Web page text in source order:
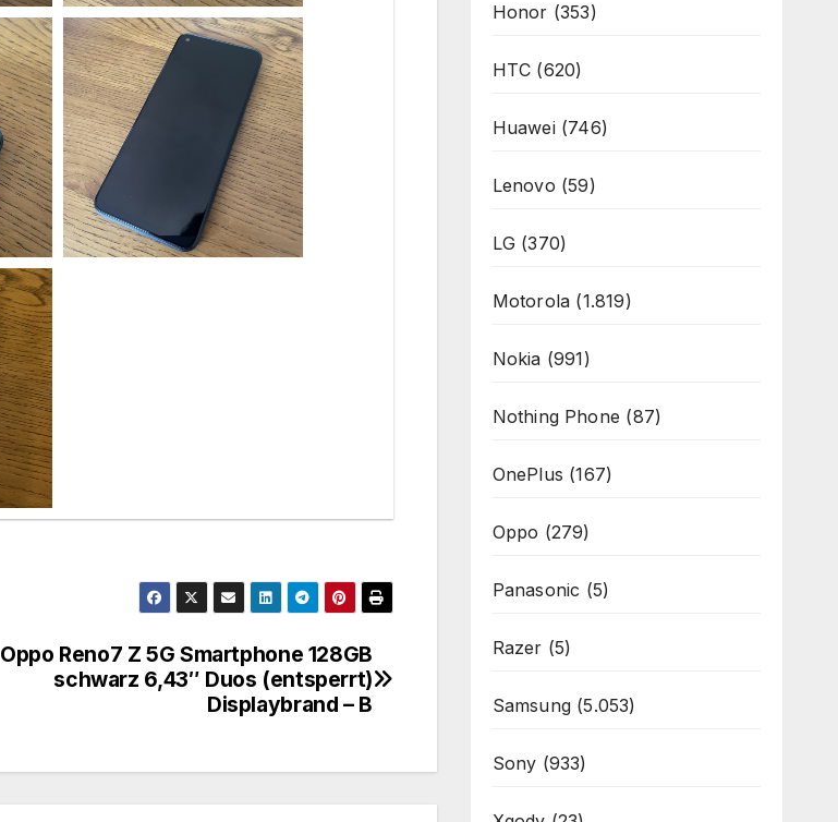
Oppo Reno7 Z 5G Smartphone 128GB
schwarz 6,43″ Duos (entsperrt)
Displaybrand – B
Honor (353)
HTC (620)
Huawei(746)
Lenovo (59)
LG(370)
Motorola (1.819)
Nokia (991)
Nothing Phone (87)
OnePlus (167)
Oppo (279)
Panasonic (5)
Razer (5)
Samsung(5.053)
Sony (933)